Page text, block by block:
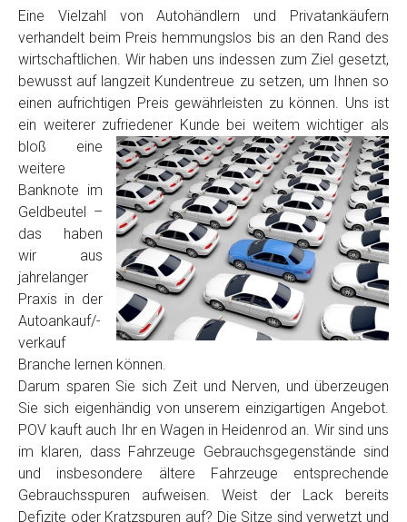
Kontaktformular
Marke*
Model*
Baujahr
Getriebe
Bekannte Schäden
Preisvorstellung
Name*
Eine Vielzahl von Autohändlern und Privatankäufern
verhandelt beim Preis hemmungslos bis an den Rand des
wirtschaftlichen. Wir haben uns indessen zum Ziel gesetzt,
bewusst auf langzeit Kundentreue zu setzen, um Ihnen so
einen aufrichtigen Preis gewährleisten zu können. Uns ist
ein weiterer zufriedener Kunde bei weitem wichtiger als
bloß eine
weitere
Banknote im
Geldbeutel –
das haben
wir aus
jahrelanger
Praxis in der
Autoankauf/-
verkauf
Branche lernen können.
Darum sparen Sie sich Zeit und Nerven, und überzeugen
Sie sich eigenhändig von unserem einzigartigen Angebot.
POV kauft auch Ihr en Wagen in Heidenrod an. Wir sind uns
im klaren, dass Fahrzeuge Gebrauchsgegenstände sind
und insbesondere ältere Fahrzeuge entsprechende
Gebrauchsspuren aufweisen. Weist der Lack bereits
Defizite oder Kratzspuren auf? Die Sitze sind verwetzt und